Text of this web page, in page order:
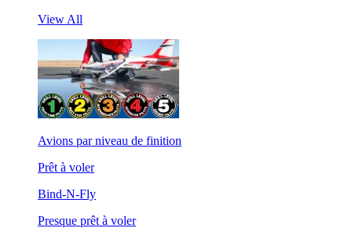
View All
Avions par niveau de finition
Prêt à voler
Bind-N-Fly
Presque prêt à voler